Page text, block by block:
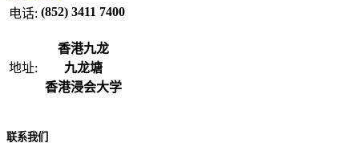
电话: (852) 3411 7400
地址:
香港九龙
九龙塘
香港浸会大学
联系我们